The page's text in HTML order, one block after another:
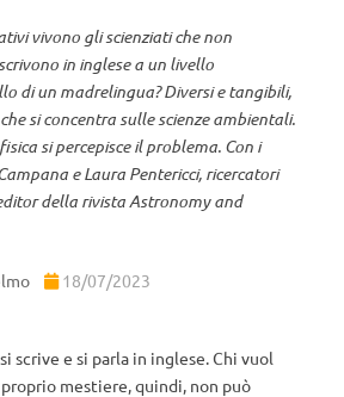
vivono gli scienziati che non
in inglese a un livello
di un madrelingua? Diversi e tangibili,
si concentra sulle scienze ambientali.
si percepisce il problema. Con i
e Laura Pentericci, ricercatori
della rivista Astronomy and
18/07/2023
scrive e si parla in inglese. Chi vuol
mestiere, quindi, non può